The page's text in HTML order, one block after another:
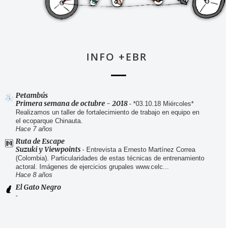
INFO +EBR
Petambús
Primera semana de octubre - 2018 - *03.10.18 Miércoles*
Realizamos un taller de fortalecimiento de trabajo en equipo en
el ecoparque Chinauta.
Hace 7 años
Ruta de Escape
Suzuki y Viewpoints - Entrevista a Ernesto Martínez Correa
(Colombia). Particularidades de estas técnicas de entrenamiento
actoral. Imágenes de ejercicios grupales www.celc...
Hace 8 años
El Gato Negro
-